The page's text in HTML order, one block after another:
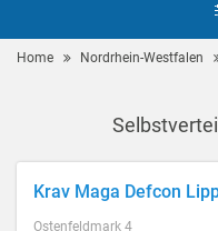
Home Nordrhein-Westfalen
Krav Maga Defcon
Ostenfeldmark 4